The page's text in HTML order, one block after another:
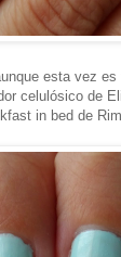
esta vez
celulósico de
in bed de